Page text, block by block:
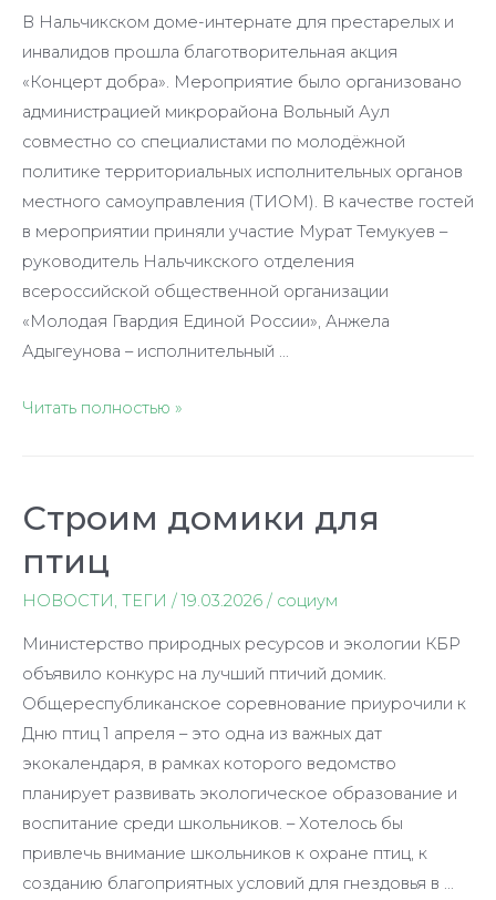
В Нальчикском доме-интернате для престарелых и
инвалидов прошла благотворительная акция
«Концерт добра». Мероприятие было организовано
администрацией микрорайона Вольный Аул
совместно со специалистами по молодёжной
политике территориальных исполнительных органов
местного самоуправления (ТИОМ). В качестве гостей
в мероприятии приняли участие Мурат Темукуев –
руководитель Нальчикского отделения
всероссийской общественной организации
«Молодая Гвардия Единой России», Анжела
Адыгеунова – исполнительный …
Читать полностью »
Строим домики для
птиц
НОВОСТИ , ТЕГИ /19.03.2026 / социум
Министерство природных ресурсов и экологии КБР
объявило конкурс на лучший птичий домик.
Общереспубликанское соревнование приурочили к
Дню птиц 1 апреля – это одна из важных дат
экокалендаря, в рамках которого ведомство
планирует развивать экологическое образование и
воспитание среди школьников. – Хотелось бы
привлечь внимание школьников к охране птиц, к
созданию благоприятных условий для гнездовья в …